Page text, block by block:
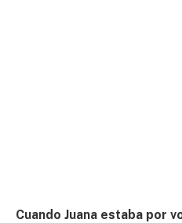
Cuando Juana estaba por